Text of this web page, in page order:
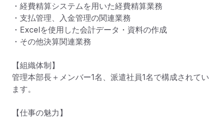
・経費精算システムを用いた経費精算業務
・支払管理、入金管理の関連業務
・Excelを使用した会計データ・資料の作成
・その他決算関連業務
【組織体制】
管理本部長＋メンバー1名、派遣社員1名で構成されてい
ます。
【仕事の魅力】